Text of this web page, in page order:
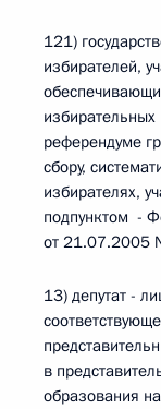
121)
избирателей,
избирательных
референдуме
сбору,
избирателях,
подпунктом -
от
13) депутат -
в
образования